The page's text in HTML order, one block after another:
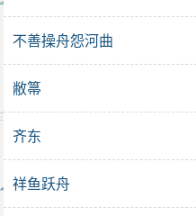
不善操舟怨河曲
敝箒
齐东
祥鱼跃舟